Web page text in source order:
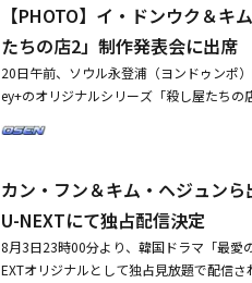
の音楽、パフォーマンス、メンバー間の
劇中での彼らのカムバックにも注目が集
ァンの心を掴んだD.N.Xの多彩な魅力が
がらダンディな雰囲気から、カリスマ性
に「最愛の社員」は、ドラマの中心とな
都市の男性」まで、幅広い魅力を披露す
る。また、ファンとアイドルの関係から
イ・チャンの物語にも注目だ。会社で長
ような反応を見せるのか、期待が高まる
社員」8月3日よりU-NEXTにて独占配信
ソン、クム・ヘナ、キム・ミン、チョン
2」は、叔父のジンマン（イ・ドンウク
ジュン）が、再び怪しいキラーたちの標
シーズン1に続き、イ・グォン監督が再
のキーワードとして「反撃」を挙げた。
ての攻撃には反撃がある』というフレー
この状況でどう行動するのか、叔父にま
か。そして、ジンマンの立場としては、
ながら物語を作り上げていきました」と
「MURDER HELP」を立ち上げた謎多き
【PHOTO】イ・ドンウク＆
たちの店2」制作発表会に出席
20日午前、ソウル永登浦（ヨンドゥンポ
ey+のオリジナルシリーズ「殺し屋たち
督が出席した。「殺し屋たちの店2」は
ら日韓キャストが豪華共演！「殺し屋た
ク、ドラマ「殺し屋たちの店」シーズン
カン・フン＆キム・ヘジュン
U-NEXTにて独占配信決定
8月3日23時00分より、韓国ドラマ「最愛
EXTオリジナルとして独占見放題で配信